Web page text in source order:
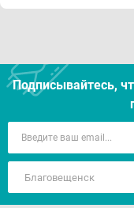
Подписывайтесь,